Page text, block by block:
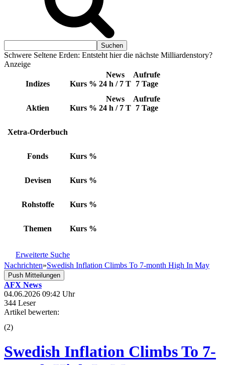
Schwere Seltene Erden: Entsteht hier die nächste Milliardenstory?
Anzeige
Indizes Kurs %
News
24 h / 7 T
Aufrufe
7 Tage
Aktien Kurs %
News
24 h / 7 T
Aufrufe
7 Tage
Xetra-Orderbuch
Fonds Kurs %
Devisen Kurs %
Rohstoffe Kurs %
Themen Kurs %
Erweiterte Suche
Nachrichten»Swedish Inflation Climbs To 7-month High In May
Push Mitteilungen
AFX News
04.06.2026 09:42 Uhr
344 Leser
Artikel bewerten:
(2)
Swedish Inflation Climbs To 7-